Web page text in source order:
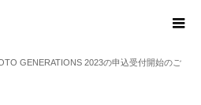
GENERATIONS 2023の申込受付開始のご